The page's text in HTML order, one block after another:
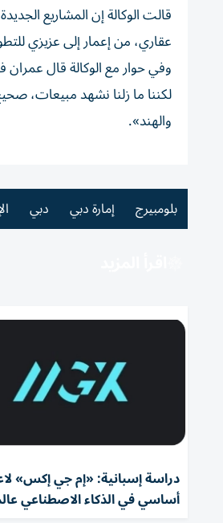
قالت الوكالة إن المشاريع
عقاري، من إعمار إلى عزيزي
وفي حوار مع الوكالة قال
لكننا ما زلنا نشهد مبيعات،
والهند».
بلومبيرج إمارة دبي دبي
دراسة إسبانية: «إم جي إكس»
أساسي في الذكاء الاصطناعي